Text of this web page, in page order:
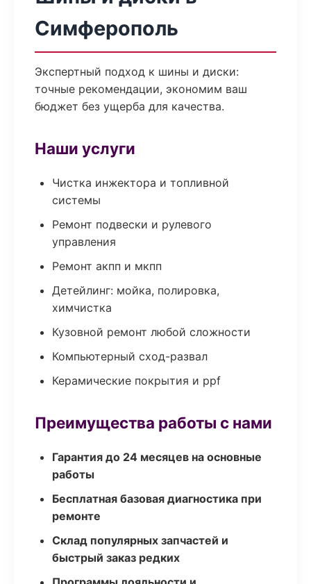
Симферополь
Экспертный подход к шины и диски:
точные рекомендации, экономим ваш
бюджет без ущерба для качества.
Наши услуги
Чистка инжектора и топливной
системы
Ремонт подвески и рулевого
управления
Ремонт акпп и мкпп
Детейлинг: мойка, полировка,
химчистка
Кузовной ремонт любой сложности
Компьютерный сход-развал
Керамические покрытия и ppf
Преимущества работы с нами
Гарантия до 24 месяцев на основные
работы
Бесплатная базовая диагностика при
ремонте
Склад популярных запчастей и
быстрый заказ редких